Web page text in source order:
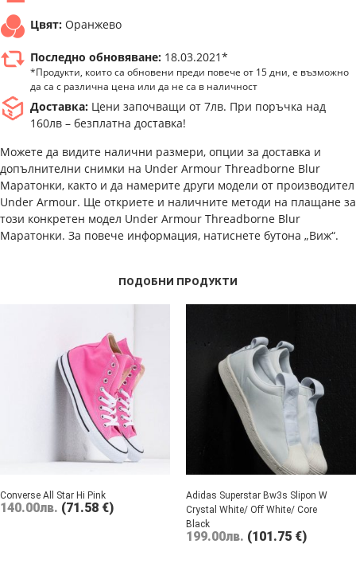
Цвят: Оранжево
Последно обновяване: 18.03.2021*
*Продукти, които са обновени преди повече от 15 дни, е възможно
да са с различна цена или да не са в наличност
Доставка: Цени започващи от 7лв. При поръчка над
160лв – безплатна доставка!
Можете да видите налични размери, опции за доставка и
допълнителни снимки на Under Armour Threadborne Blur
Маратонки, както и да намерите други модели от производител
Under Armour. Ще откриете и наличните методи на плащане за
този конкретен модел Under Armour Threadborne Blur
Маратонки. За повече информация, натиснете бутона „Виж“.
ПОДОБНИ ПРОДУКТИ
Converse All Star Hi Pink
140.00лв. (71.58 €)
Adidas Superstar Bw3s Slipon W
Crystal White/ Off White/ Core
Black
199.00лв. (101.75 €)